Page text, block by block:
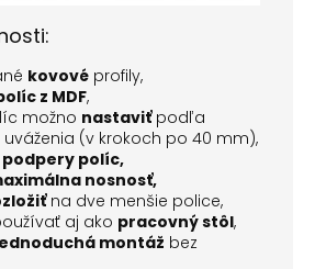
kovové profily,
z MDF,
možno nastaviť podľa
(v krokoch po 40 mm),
políc,
nosnosť,
na dve menšie police,
aj ako pracovný stôl,
montáž bez